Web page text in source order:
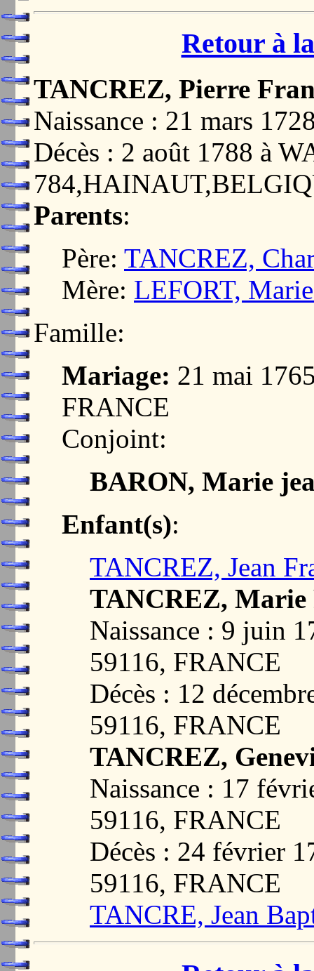
Retour à
TANCREZ, Pierre
Naissance : 21 mars
Décès : 2 août 1788 à
Parents:
Père: TANCREZ,
Mère: LEFORT,
Famille:
Mariage: 21 mai
FRANCE
Conjoint:
BARON, Marie
Enfant(s):
TANCREZ, Jean
TANCREZ, Marie
Naissance : 9 juin
59116, FRANCE
Décès : 12
59116, FRANCE
TANCREZ,
Naissance : 17
59116, FRANCE
Décès : 24 février
59116, FRANCE
TANCRE, Jean